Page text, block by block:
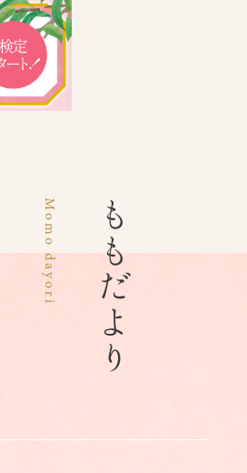
ももだより
Momo dayori